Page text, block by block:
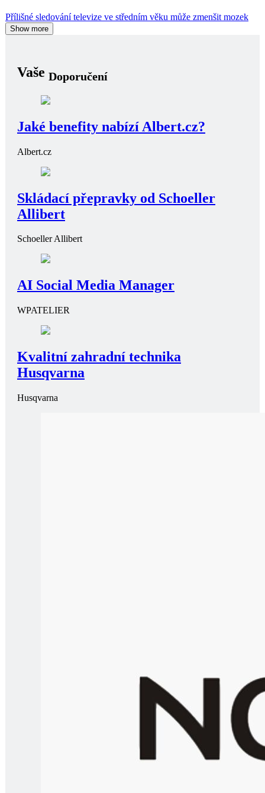
Přílišné sledování televize ve středním věku může zmenšit mozek
Show more
Vaše Doporučení
Jaké benefity nabízí Albert.cz?
Albert.cz
Skládací přepravky od Schoeller
Allibert
Schoeller Allibert
AI Social Media Manager
WPATELIER
Kvalitní zahradní technika
Husqvarna
Husqvarna